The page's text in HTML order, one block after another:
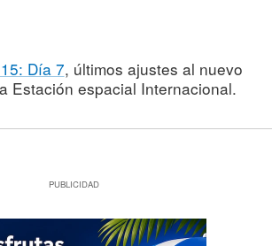
Día 7, últimos ajustes al nuevo
Estación espacial Internacional.
PUBLICIDAD